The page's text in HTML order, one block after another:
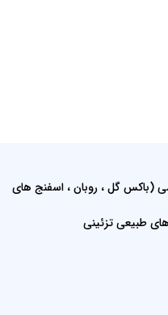
(باکس گل ، روبان ، اسفنج های